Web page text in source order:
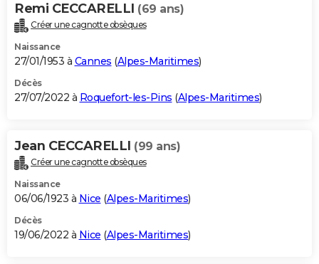
Remi CECCARELLI (69 ans)
Créer une cagnotte obsèques
Naissance
27/01/1953 à Cannes (Alpes-Maritimes)
Décès
27/07/2022 à Roquefort-les-Pins (Alpes-Maritimes)
Jean CECCARELLI (99 ans)
Créer une cagnotte obsèques
Naissance
06/06/1923 à Nice (Alpes-Maritimes)
Décès
19/06/2022 à Nice (Alpes-Maritimes)